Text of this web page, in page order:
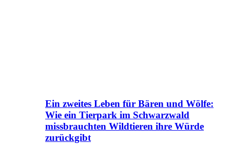
Ein zweites Leben für Bären und Wölfe:
Wie ein Tierpark im Schwarzwald
missbrauchten Wildtieren ihre Würde
zurückgibt